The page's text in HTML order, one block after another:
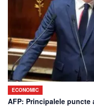
ECONOMIC
AFP: Principalele